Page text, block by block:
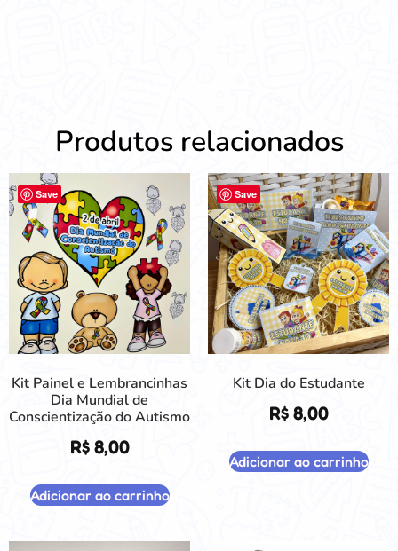
Produtos relacionados
Save
Kit Painel e Lembrancinhas
Dia Mundial de
Conscientização do Autismo
R$8,00
Adicionar ao carrinho
Save
Kit Dia do Estudante
R$8,00
Adicionar ao carrinho